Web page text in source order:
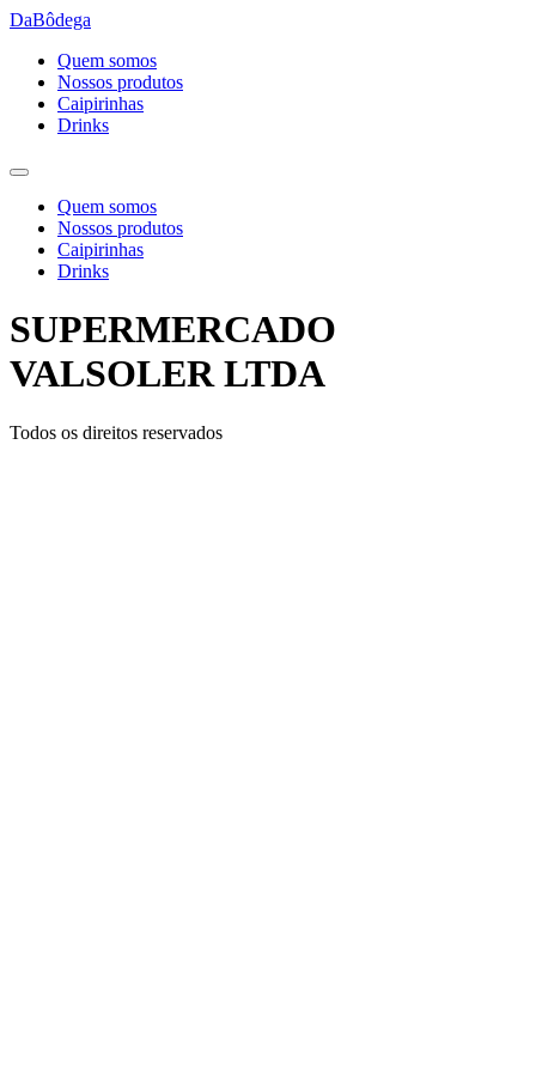
Ir
conteúdo
DaBôdega
Quem somos
Nossos produtos
Caipirinhas
Drinks
Quem somos
Nossos produtos
Caipirinhas
Drinks
SUPERMERCADO
VALSOLER LTDA
Todos os direitos reservados